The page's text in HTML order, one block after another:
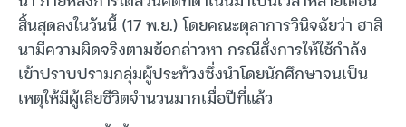
สิ้นสุดลงในวันนี้ (17 พ.ย.) โดยคณะตุลาการวินิจฉัยว่า ฮาสิ
นามีความผิดจริงตามข้อกล่าวหา กรณีสั่งการให้ใช้กำลัง
เข้าปราบปรามกลุ่มผู้ประท้วงซึ่งนำโดยนักศึกษาจนเป็น
เหตุให้มีผู้เสียชีวิตจำนวนมากเมื่อปีที่แล้ว